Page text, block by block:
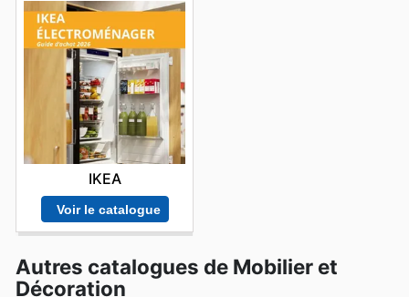
IKEA
Voir le catalogue
Autres catalogues de Mobilier et
Décoration